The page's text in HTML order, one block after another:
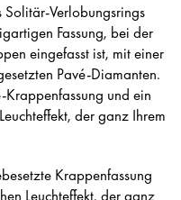
Solitär-Verlobungsrings
Fassung, bei der
eingefasst ist, mit einer
Pavé-Diamanten.
und ein
der ganz Ihrem
Krappenfassung
Leuchteffekt, der ganz